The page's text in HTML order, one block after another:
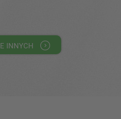
INNYCH